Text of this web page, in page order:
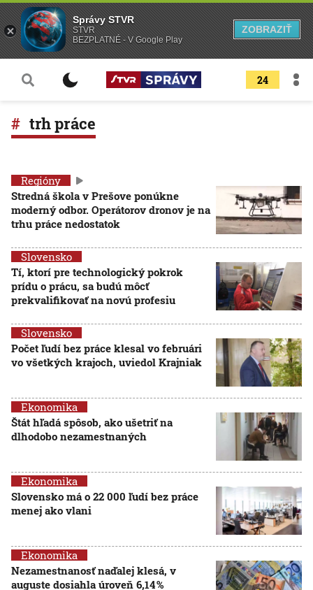
24
trh práce
Regióny
Stredná škola v Prešove ponúkne
moderný odbor. Operátorov dronov je na
trhu práce nedostatok
Slovensko
Tí, ktorí pre technologický pokrok
prídu o prácu, sa budú môcť
prekvalifikovať na novú profesiu
Slovensko
Počet ľudí bez práce klesal vo februári
vo všetkých krajoch, uviedol Krajniak
Ekonomika
Štát hľadá spôsob, ako ušetriť na
dlhodobo nezamestnaných
Ekonomika
Slovensko má o 22 000 ľudí bez práce
menej ako vlani
Ekonomika
Nezamestnanosť naďalej klesá, v
auguste dosiahla úroveň 6,14 %
Správy STVR
STVR
BEZPLATNÉ - V Google Play
ZOBRAZIŤ